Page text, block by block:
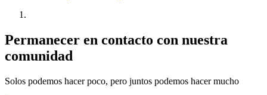
Permanecer en contacto con nuestra
comunidad
Solos podemos hacer poco, pero juntos podemos hacer mucho